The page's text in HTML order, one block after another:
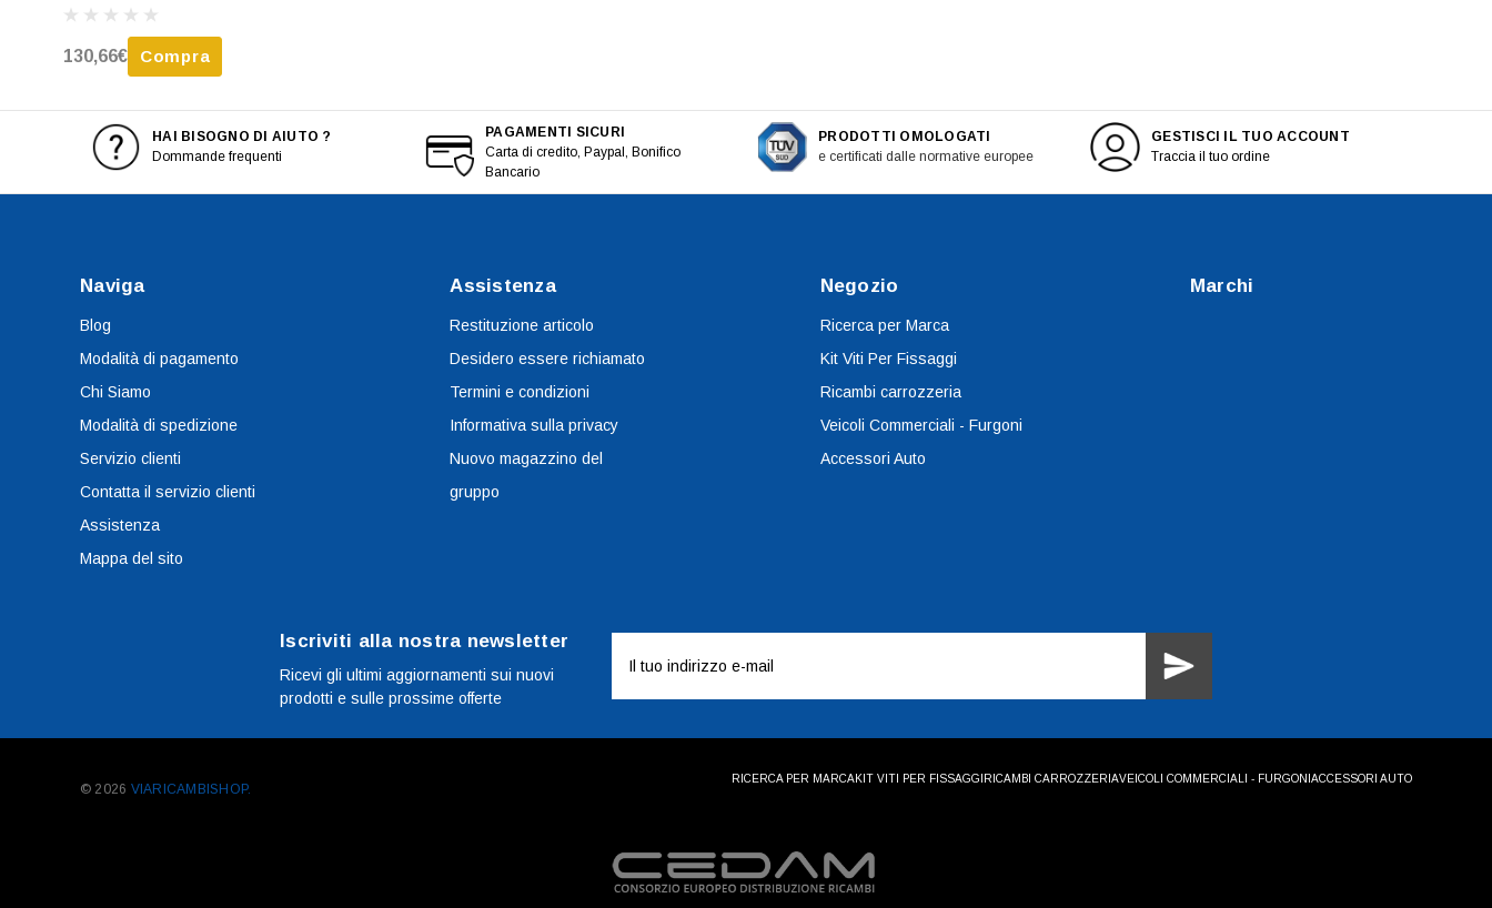
130,66€ Compra
HAI BISOGNO DI AIUTO ?
Dommande frequenti
PAGAMENTI SICURI
Carta di credito, Paypal, Bonifico
Bancario
PRODOTTI OMOLOGATI
e certificati dalle normative europee
GESTISCI IL TUO ACCOUNT
Traccia il tuo ordine
Naviga
Blog
Modalità di pagamento
Chi Siamo
Modalità di spedizione
Servizio clienti
Contatta il servizio clienti
Assistenza
Mappa del sito
Assistenza
Restituzione articolo
Desidero essere richiamato
Termini e condizioni
Informativa sulla privacy
Nuovo magazzino del
gruppo
Negozio
Ricerca per Marca
Kit Viti Per Fissaggi
Ricambi carrozzeria
Veicoli Commerciali - Furgoni
Accessori Auto
Marchi
Iscriviti alla nostra newsletter
Ricevi gli ultimi aggiornamenti sui nuovi
prodotti e sulle prossime offerte
mail
© 2026 VIARICAMBISHOP.
RICERCA PER MARCAKIT VITI PER FISSAGGI RICAMBI CARROZZERIAVEICOLI COMMERCIALI - FURGONI ACCESSORI AUTO